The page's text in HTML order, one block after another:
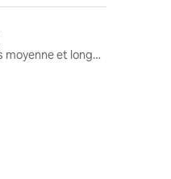
Locations moyenne et longue durée